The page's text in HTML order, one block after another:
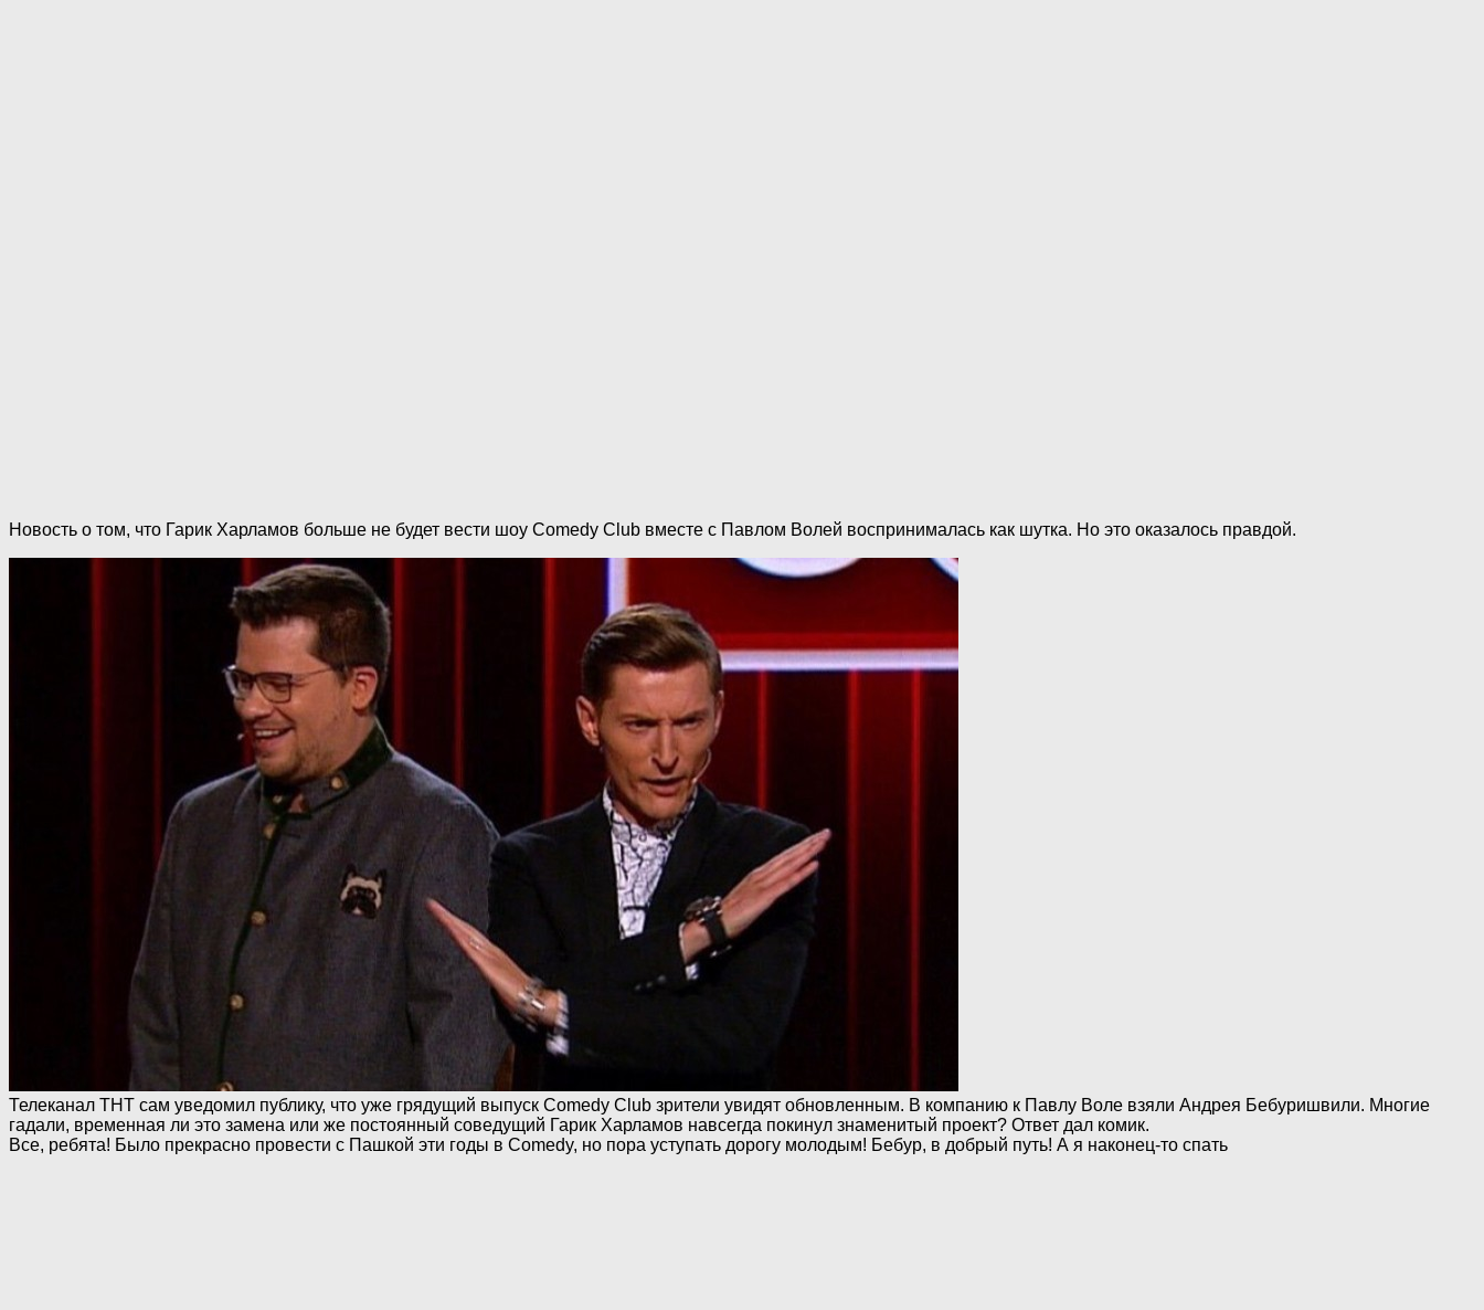
Новость о том, что Гарик Харламов больше не будет вести шоу Comedy Club вместе с Павлом Волей воспринималась как шутка. Но это оказалось правдой.
Телеканал ТНТ сам уведомил публику, что уже грядущий выпуск Comedy Club зрители увидят обновленным. В компанию к Павлу Воле взяли Андрея Бебуришвили. Многие
гадали, временная ли это замена или же постоянный соведущий Гарик Харламов навсегда покинул знаменитый проект? Ответ дал комик.
Все, ребята! Было прекрасно провести с Пашкой эти годы в Comedy, но пора уступать дорогу молодым! Бебур, в добрый путь! А я наконец-то спать